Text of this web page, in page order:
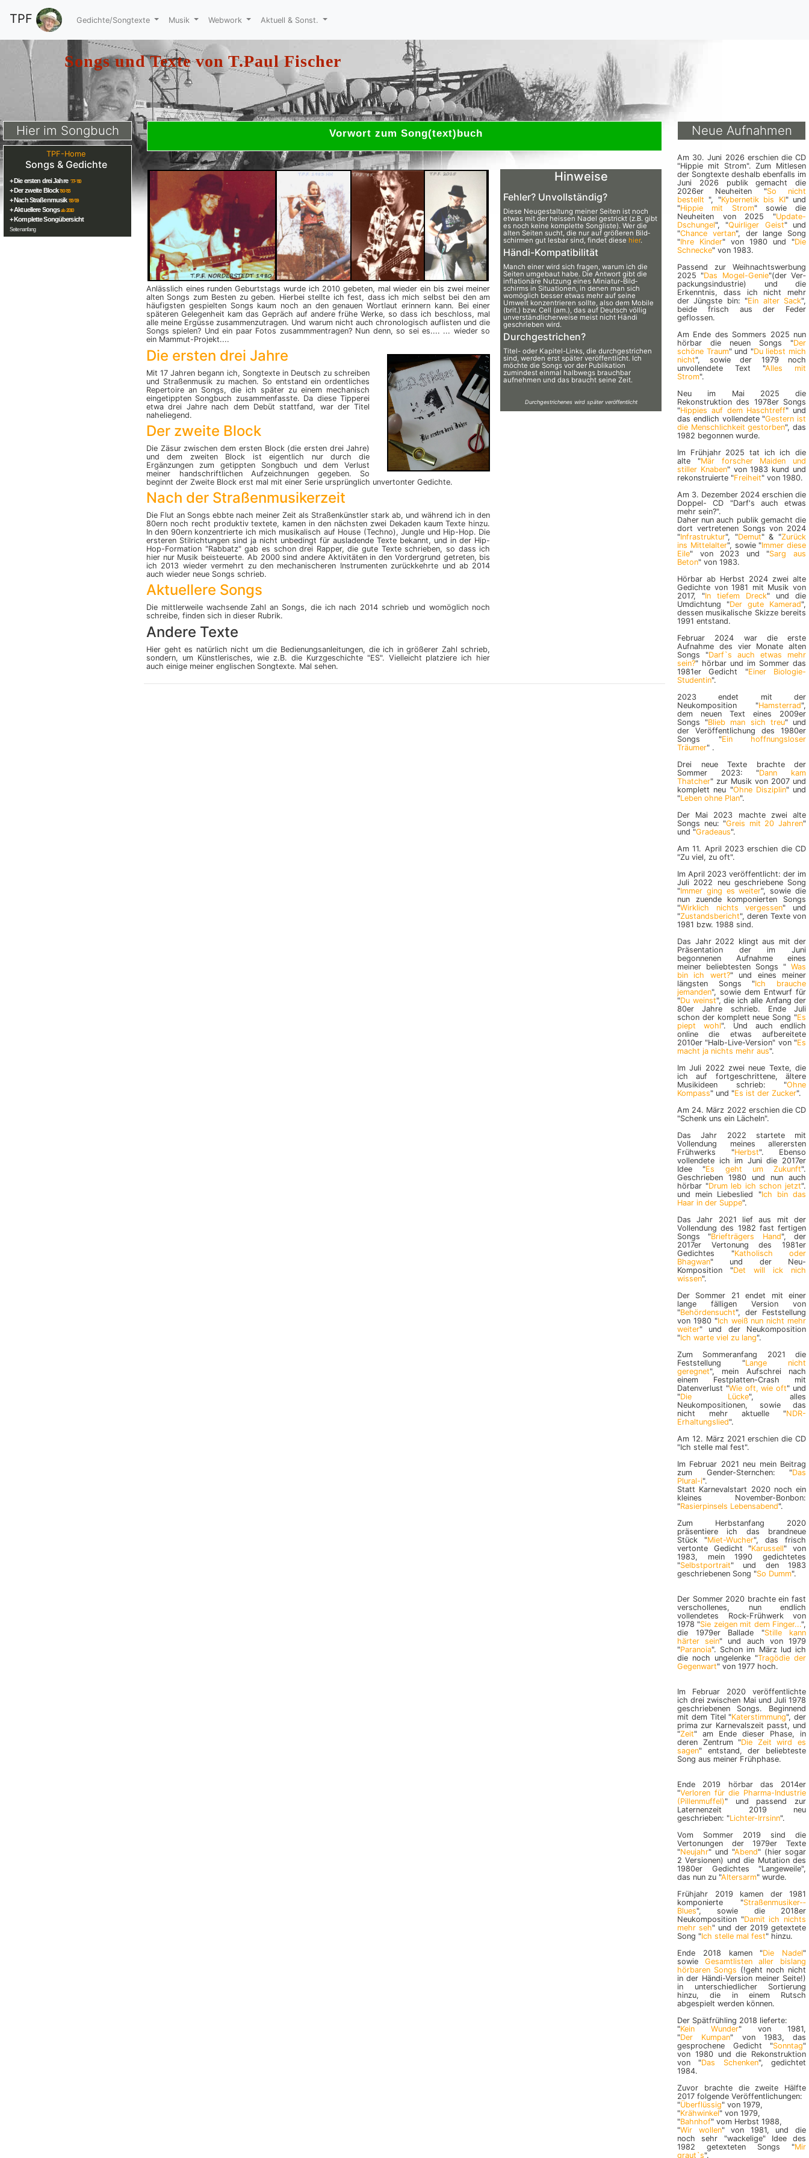
TPF Gedichte/Songtexte Musik Webwork Aktuell & Sonst.
Songs und Texte von T.Paul Fischer
Vorwort zum Song(text)buch
Anlässlich eines runden Geburtstags wurde ich 2010 gebeten, mal wieder ein bis zwei meiner
alten Songs zum Besten zu geben. Hierbei stellte ich fest, dass ich mich selbst bei den am
häufigsten gespielten Songs kaum noch an den genauen Wortlaut erinnern kann. Bei einer
späteren Gelegenheit kam das Gepräch auf andere frühe Werke, so dass ich beschloss, mal
alle meine Ergüsse zusammenzutragen. Und warum nicht auch chronologisch auflisten und die
Songs spielen? Und ein paar Fotos zusammmentragen? Nun denn, so sei es.... ... wieder so
ein Mammut-Projekt....
Die ersten drei Jahre
Mit 17 Jahren begann ich, Songtexte in Deutsch zu schreiben
und Straßenmusik zu machen. So entstand ein ordentliches
Repertoire an Songs, die ich später zu einem mecha­nisch
einge­tippten Songbuch zusammen­fasste. Da diese Tipperei
etwa drei Jahre nach dem Debüt stattfand, war der Titel
naheliegend.
Der zweite Block
Die Zäsur zwischen dem ersten Block (die ersten drei Jahre)
und dem zweiten Block ist eigentlich nur durch die
Ergänzungen zum getippten Songbuch und dem Verlust
meiner handschriftlichen Aufzeichnungen gegeben. So
beginnt der Zweite Block erst mal mit einer Serie ursprünglich unvertonter Gedichte.
Nach der Straßenmusikerzeit
Die Flut an Songs ebbte nach meiner Zeit als Straßenkünstler stark ab, und während ich in den
80ern noch recht produktiv textete, kamen in den nächsten zwei Dekaden kaum Texte hinzu.
In den 90ern konzentrierte ich mich musikalisch auf House (Techno), Jungle und Hip-Hop. Die
ersteren Stilrichtungen sind ja nicht unbedingt für ausladende Texte bekannt, und in der Hip-
Hop-Formation "Rabbatz" gab es schon drei Rapper, die gute Texte schrieben, so dass ich
hier nur Musik beisteuerte. Ab 2000 sind andere Aktivitäten in den Vordergrund getreten, bis
ich 2013 wieder vermehrt zu den mechanischeren Instrumenten zurückkehrte und ab 2014
auch wieder neue Songs schrieb.
Aktuellere Songs
Die mittlerweile wachsende Zahl an Songs, die ich nach 2014 schrieb und womöglich noch
schreibe, finden sich in dieser Rubrik.
Andere Texte
Hier geht es natürlich nicht um die Bedienungsanleitungen, die ich in größerer Zahl schrieb,
sondern, um Künstlerisches, wie z.B. die Kurzgeschichte "ES". Vielleicht platziere ich hier
auch einige meiner englischen Songtexte. Mal sehen.
Hinweise
Fehler? Unvollständig?
Diese Neugestaltung meiner Seiten ist noch
etwas mit der heissen Nadel gestrickt (z.B. gibt
es noch keine komplette Songliste). Wer die
alten Seiten sucht, die nur auf größeren Bild­
schirmen gut lesbar sind, findet diese hier.
Händi-Kompatibilität
Manch einer wird sich fragen, warum ich die
Seiten umgebaut habe. Die Antwort gibt die
inflatio­näre Nutzung eines Miniatur-Bild­
schirms in Situationen, in denen man sich
womöglich besser etwas mehr auf seine
Umwelt konzentrieren sollte, also dem Mobile
(brit.) bzw. Cell (am.), das auf Deutsch völlig
unver­ständ­licherweise meist nicht Händi
geschrieben wird.
Durchgestrichen?
Titel- oder Kapitel-Links, die durch­ge­stri­chen
sind, werden erst später veröffent­licht. Ich
möchte die Songs vor der Publikation
zumindest einmal halbwegs brauchbar
aufnehmen und das braucht seine Zeit.
Durchgestrichenes wird später veröffentlicht
Neue Aufnahmen
Am 30. Juni 2026 erschien die CD
"Hippie mit Strom". Zum Mitlesen
der Songtexte deshalb ebenfalls im
Juni 2026 publik gemacht die
2026er Neuheiten "So nicht
bestellt ", "Kybernetik bis KI" und
"Hippie mit Strom" sowie die
Neuheiten von 2025 "Update-
Dschungel", "Quirliger Geist" und
"Chance vertan", der lange Song
"Ihre Kinder" von 1980 und "Die
Schnecke" von 1983.
Passend zur Weihnachtswerbung
2025 "Das Mogel-Genie"(der Ver­
packungs­in­dus­trie) und die
Erkenntnis, dass ich nicht mehr
der Jüngste bin: "Ein alter Sack",
beide frisch aus der Feder
geflossen.
Am Ende des Sommers 2025 nun
hörbar die neuen Songs "Der
schöne Traum" und "Du liebst mich
nicht", sowie der 1979 noch
unvollendete Text "Alles mit
Strom".
Neu im Mai 2025 die
Rekonstruktion des 1978er Songs
"Hippies auf dem Haschtreff" und
das endlich vollendete "Gestern ist
die Menschlichkeit gestorben", das
1982 begonnen wurde.
Im Frühjahr 2025 tat ich ich die
alte "Mär forscher Maiden und
stiller Knaben" von 1983 kund und
rekonstruierte "Freiheit" von 1980.
Am 3. Dezember 2024 erschien die
Doppel- CD "Darf's auch etwas
mehr sein?".
Daher nun auch publik gemacht die
dort vertretenen Songs von 2024
"Infrastruktur", "Demut" & "Zurück
ins Mittelalter", sowie "Immer diese
Eile" von 2023 und "Sarg aus
Beton" von 1983.
Hörbar ab Herbst 2024 zwei alte
Gedichte von 1981 mit Musik von
2017, "In tiefem Dreck" und die
Umdichtung "Der gute Kamerad",
dessen musikalische Skizze bereits
1991 entstand.
Februar 2024 war die erste
Aufnahme des vier Monate alten
Songs "Darf`s auch etwas mehr
sein?" hörbar und im Sommer das
1981er Gedicht "Einer Biologie-
Studentin".
2023 endet mit der
Neukomposition "Hamsterrad",
dem neuen Text eines 2009er
Songs "Blieb man sich treu" und
der Veröffentlichung des 1980er
Songs "Ein hoffnungsloser
Träumer" .
Drei neue Texte brachte der
Sommer 2023: "Dann kam
Thatcher" zur Musik von 2007 und
komplett neu "Ohne Disziplin" und
"Leben ohne Plan".
Der Mai 2023 machte zwei alte
Songs neu: "Greis mit 20 Jahren"
und "Gradeaus".
Am 11. April 2023 erschien die CD
"Zu viel, zu oft".
Im April 2023 veröffentlicht: der im
Juli 2022 neu geschriebene Song
"Immer ging es weiter", sowie die
nun zuende komponierten Songs
"Wirklich nichts vergessen" und
"Zustandsbericht", deren Texte von
1981 bzw. 1988 sind.
Das Jahr 2022 klingt aus mit der
Präsentation der im Juni
begonnenen Aufnahme eines
meiner beliebtesten Songs " Was
bin ich wert?" und eines meiner
längsten Songs "Ich brauche
jemanden", sowie dem Entwurf für
"Du weinst", die ich alle Anfang der
80er Jahre schrieb. Ende Juli
schon der komplett neue Song "Es
piept wohl". Und auch endlich
online die etwas aufbereitete
2010er "Halb-Live-Version" von "Es
macht ja nichts mehr aus".
Im Juli 2022 zwei neue Texte, die
ich auf fortgeschrittene, ältere
Musikideen schrieb: "Ohne
Kompass" und "Es ist der Zucker".
Am 24. März 2022 erschien die CD
"Schenk uns ein Lächeln".
Das Jahr 2022 startete mit
Vollendung meines allerersten
Frühwerks "Herbst". Ebenso
vollendete ich im Juni die 2017er
Idee "Es geht um Zukunft".
Geschrieben 1980 und nun auch
hörbar "Drum leb ich schon jetzt".
und mein Liebeslied "Ich bin das
Haar in der Suppe".
Das Jahr 2021 lief aus mit der
Vollendung des 1982 fast fertigen
Songs "Briefträgers Hand", der
2017er Vertonung des 1981er
Gedichtes "Katholisch oder
Bhagwan" und der Neu-
Komposition "Det will ick nich
wissen".
Der Sommer 21 endet mit einer
lange fälligen Version von
"Behördensucht", der Feststellung
von 1980 "Ich weiß nun nicht mehr
weiter" und der Neukomposition
"Ich warte viel zu lang".
Zum Sommeranfang 2021 die
Feststellung "Lange nicht
geregnet", mein Aufschrei nach
einem Festplatten-Crash mit
Datenverlust "Wie oft, wie oft" und
"Die Lücke", alles
Neukompositionen, sowie das
nicht mehr aktuelle "NDR-
Erhaltungslied".
Am 12. März 2021 erschien die CD
"Ich stelle mal fest".
Im Februar 2021 neu mein Beitrag
zum Gender-Sternchen: "Das
Plural-i".
Statt Karnevalstart 2020 noch ein
kleines November-Bonbon:
"Rasierpinsels Lebensabend".
Zum Herbstanfang 2020
präsentiere ich das brandneue
Stück "Miet-Wucher", das frisch
vertonte Gedicht "Karussell" von
1983, mein 1990 gedichtetes
"Selbstportrait" und den 1983
geschrie­benen Song "So Dumm".
Der Sommer 2020 brachte ein fast
verschollenes, nun endlich
vollendetes Rock-Frühwerk von
1978 "Sie zeigen mit dem Finger...",
die 1979er Ballade "Stille kann
härter sein" und auch von 1979
"Paranoia". Schon im März lud ich
die noch ungelenke "Tragödie der
Gegenwart" von 1977 hoch.
Im Februar 2020 veröffentlichte
ich drei zwischen Mai und Juli 1978
geschriebenen Songs. Beginnend
mit dem Titel "Katerstimmung", der
prima zur Karnevalszeit passt, und
"Zeit" am Ende dieser Phase, in
deren Zentrum "Die Zeit wird es
sagen" entstand, der beliebteste
Song aus meiner Frühphase.
Ende 2019 hörbar das 2014er
"Verloren für die Pharma-Industrie
(Pillenmuffel)" und passend zur
Laternenzeit 2019 neu
geschrieben: "Lichter-Irrsinn".
Vom Sommer 2019 sind die
Vertonungen der 1979er Texte
"Neujahr" und "Abend" (hier sogar
2 Versionen) und die Mutation des
1980er Gedichtes "Langeweile",
das nun zu "Altersarm" wurde.
Frühjahr 2019 kamen der 1981
komponierte "Straßen­musiker-­
Blues", sowie die 2018er
Neukomposition "Damit ich nichts
mehr seh" und der 2019 getextete
Song "Ich stelle mal fest" hinzu.
Ende 2018 kamen "Die Nadel"
sowie Gesamtlisten aller bislang
hörbaren Songs (!geht noch nicht
in der Händi-Version meiner Seite!)
in unterschiedlicher Sortierung
hinzu, die in einem Rutsch
abgespielt werden können.
Der Spätfrühling 2018 lieferte:
"Kein Wunder" von 1981,
"Der Kumpan" von 1983, das
gesprochene Gedicht "Sonntag"
von 1980 und die Rekonstruktion
von "Das Schenken", gedichtet
1984.
Zuvor brachte die zweite Hälfte
2017 folgende Veröffentlichungen:
"Überflüssig" von 1979,
"Krähwinkel" von 1979,
"Bahnhof" vom Herbst 1988,
"Wir wollen" von 1981, und die
noch sehr "wackelige" Idee des
1982 getexteten Songs "Mir
graut`s".
Hier im Songbuch
TPF-Home
Songs & Gedichte
+ Die ersten drei Jahre '77-'80
+ Der zweite Block '80-'83
+ Nach Straßenmusik '83-'09
+ Aktuellere Songs ab 2010
+ Komplette Songübersicht
Seitenanfang